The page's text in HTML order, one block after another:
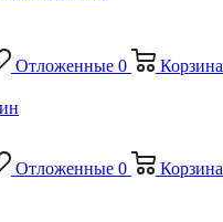
Отложенные 0 Корзина
Отложенные 0 Корзина